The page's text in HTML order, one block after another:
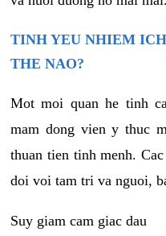
TINH YEU NHIEM
THE NAO?
Mot moi quan he tinh
mam dong vien y thuc
thuan tien tinh menh.
doi voi tam tri va nguoi,
Suy giam cam giac dau